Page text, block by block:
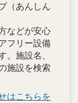
（あんしん
などが安心
フリー設備
。施設名、
施設を検索
はこちらを